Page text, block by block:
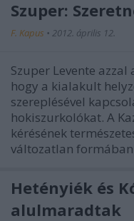
Szuper:
F. Kapus • 2012. április 12.
Szuper Levente
hogy a kialakult
szereplésével
hokiszurkolókat. A
kérésének
változatlan
Hetényiék és
alulmaradtak